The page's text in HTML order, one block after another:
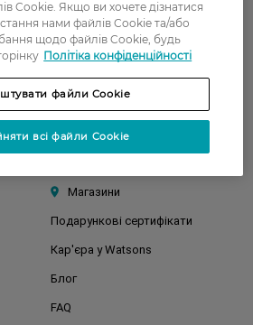
Діти
Волосся
Дерматокосметика
Магазини
Подарункові сертифікати
Кар'єра у Watsons
Блог
FAQ
Cookie. Якщо ви хочете дізнатися
нами файлів Cookie та/або
щодо файлів Cookie, будь
Політіка конфіденційності
файли Cookie
всі файли Cookie